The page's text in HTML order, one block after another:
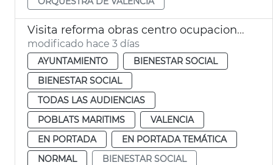
Visita reforma obras centro ocupacional Isabel de Villena
modificado hace 3 días
AYUNTAMIENTO
BIENESTAR SOCIAL
BIENESTAR SOCIAL
TODAS LAS AUDIENCIAS
POBLATS MARITIMS
VALENCIA
EN PORTADA
EN PORTADA TEMÁTICA
NORMAL
BIENESTAR SOCIAL